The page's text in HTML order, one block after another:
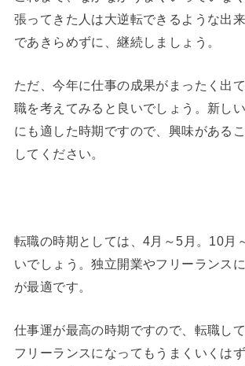
張ってきた人は大逆転できるような出
であきらめずに、継続しましょう。
ただ、今年に仕事の成果がまったく出
職を考えてみると良いでしょう。新し
にも適した時期ですので、興味がある
してください。
転職の時期としては、4月～5月。10月
いでしょう。独立開業やフリーランス
が最適です。
仕事運が最高の時期ですので、転職し
フリーランスになってもうまくいくは